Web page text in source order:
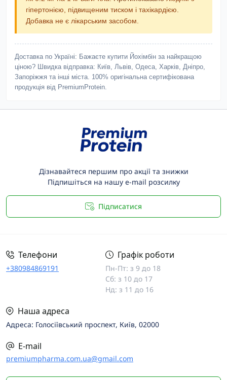
гіпертонією, підвищеним тиском і тахікардією.
Добавка не є лікарським засобом.
Доставка по Україні: Бажаєте купити Йохімбін за найкращою
ціною? Швидка відправка: Київ, Львів, Одеса, Харків, Дніпро,
Запоріжжя та інші міста. 100% оригінальна сертифікована
продукція від PremiumProtein.
Дізнавайтеся першим про акції та знижки
Підпишіться на нашу e-mail розсилку
Підписатися
Телефони
+380984869191
Графік роботи
Пн-Пт: з 9 до 18
Сб: з 10 до 17
Нд: з 11 до 16
Наша адреса
Адреса: Голосіївський проспект, Київ, 02000
E-mail
premiumpharma.com.ua@gmail.com